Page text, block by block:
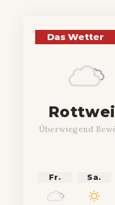
Das Wetter
Überwiegend
Fr. Sa.